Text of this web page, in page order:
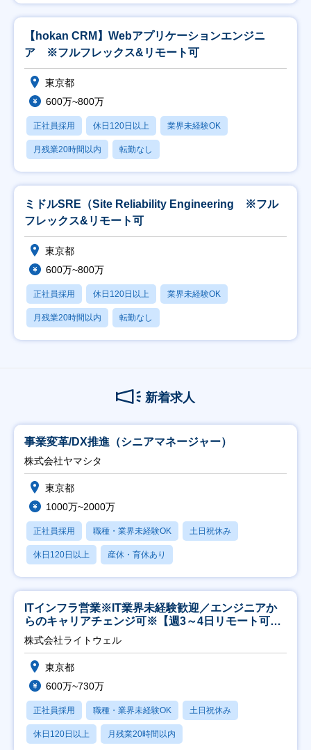
【hokan CRM】Webアプリケーションエンジニ
ア ※フルフレックス&リモート可
東京都
600万~800万
正社員採用 休日120日以上 業界未経験OK
月残業20時間以内 転勤なし
ミドルSRE（Site Reliability Engineering ※フル
フレックス&リモート可
東京都
600万~800万
正社員採用 休日120日以上 業界未経験OK
月残業20時間以内 転勤なし
新着求人
事業変革/DX推進（シニアマネージャー）
株式会社ヤマシタ
東京都
1000万~2000万
正社員採用 職種・業界未経験OK 土日祝休み
休日120日以上 産休・育休あり
ITインフラ営業※IT業界未経験歓迎／エンジニアか
らのキャリアチェンジ可※【週3～4日リモート可
能】
株式会社ライトウェル
東京都
600万~730万
正社員採用 職種・業界未経験OK 土日祝休み
休日120日以上 月残業20時間以内